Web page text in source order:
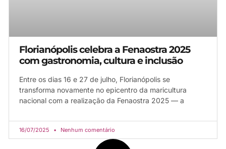
Florianópolis celebra a Fenaostra 2025
com gastronomia, cultura e inclusão
Entre os dias 16 e 27 de julho, Florianópolis se
transforma novamente no epicentro da maricultura
nacional com a realização da Fenaostra 2025 — a
16/07/2025 Nenhum comentário